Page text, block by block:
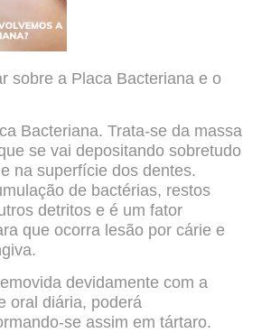
sobre a Placa Bacteriana e o
Bacteriana. Trata-se da massa
se vai depositando sobretudo
na superfície dos dentes.
de bactérias, restos
detritos e é um fator
que ocorra lesão por cáriee
devidamente com a
oral diária, poderá
se assim em tártaro.